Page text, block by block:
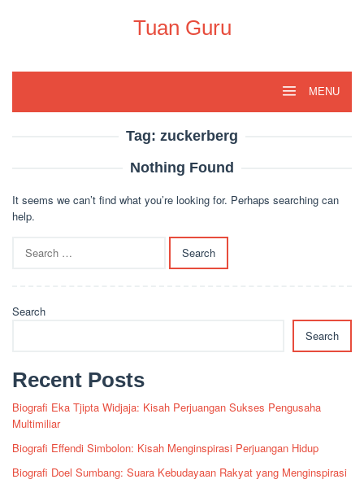
Tuan Guru
MENU
Tag: zuckerberg
Nothing Found
It seems we can’t find what you’re looking for. Perhaps searching can
help.
for:
Search
Search
Recent Posts
Biografi Eka Tjipta Widjaja: Kisah Perjuangan Sukses Pengusaha
Multimiliar
Biografi Effendi Simbolon: Kisah Menginspirasi Perjuangan Hidup
Biografi Doel Sumbang: Suara Kebudayaan Rakyat yang Menginspirasi